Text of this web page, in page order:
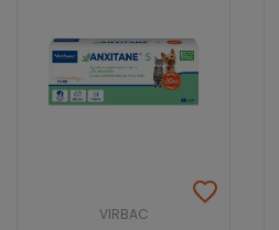
VIRBAC